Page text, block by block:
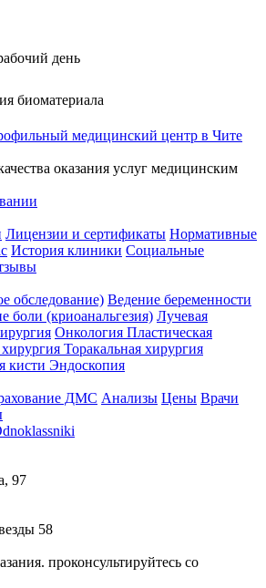
день
биоматериала
оказания услуг медицинским
Лицензии и сертификаты Нормативные
История клиники Социальные
обследование) Ведение беременности
боли (криоанальгезия) Лучевая
Онкология Пластическая
Торакальная хирургия
кисти Эндоскопия
ДМС Анализы Цены Врачи
97
58
проконсультируйтесь со